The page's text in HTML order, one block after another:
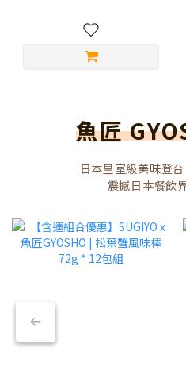
魚匠
日本皇室級美味登
震撼日本餐飲